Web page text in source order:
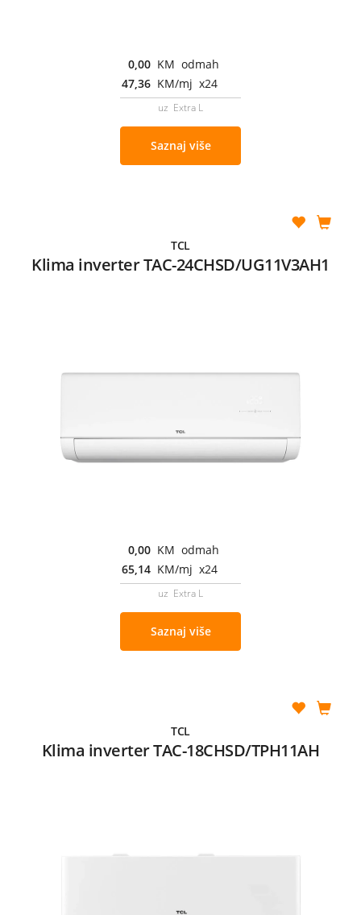
0,00 KM odmah
47,36 KM/mj x24
uz Extra L
Saznaj više
TCL
Klima inverter TAC-24CHSD/UG11V3AH1
0,00 KM odmah
65,14 KM/mj x24
uz Extra L
Saznaj više
TCL
Klima inverter TAC-18CHSD/TPH11AH